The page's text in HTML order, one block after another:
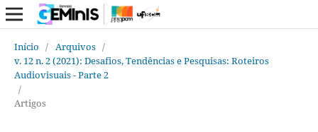
Início / Arquivos /
v. 12 n. 2 (2021): Desafios, Tendências e Pesquisas: Roteiros
Audiovisuais - Parte 2
/
Artigos